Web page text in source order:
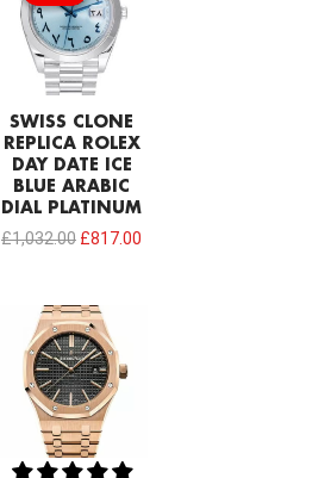
SWISS CLONE
REPLICA ROLEX
DAY DATE ICE
BLUE ARABIC
DIAL PLATINUM
£1,032.00
£1,032.00.
£817.00